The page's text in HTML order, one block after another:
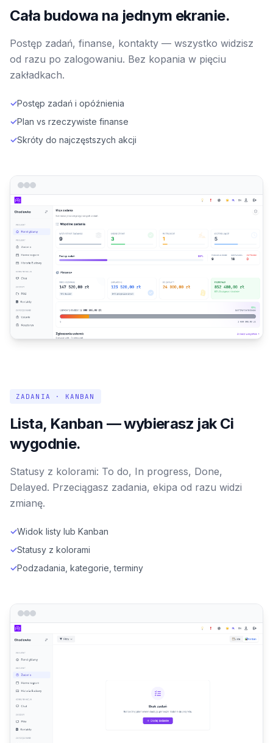
Cała budowa na jednym ekranie.
Postęp zadań, finanse, kontakty — wszystko widzisz
od razu po zalogowaniu. Bez kopania w pięciu
zakładkach.
✓Postęp zadań i opóźnienia
✓Plan vs rzeczywiste finanse
✓Skróty do najczęstszych akcji
ZADANIA · KANBAN
Lista, Kanban — wybierasz jak Ci
wygodnie.
Statusy z kolorami: To do, In progress, Done,
Delayed. Przeciągasz zadania, ekipa od razu widzi
zmianę.
✓Widok listy lub Kanban
✓Statusy z kolorami
✓Podzadania, kategorie, terminy